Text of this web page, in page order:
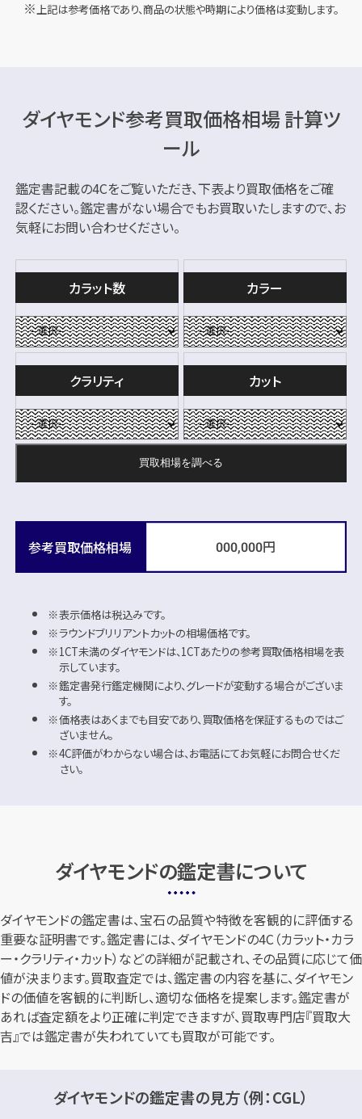
上記は参考価格であり、商品の状態や時期により価格は変動します。
ダイヤモンド参考買取価格相場 計算ツ
ール
鑑定書記載の4Cをご覧いただき、下表より買取価格をご確
認ください。鑑定書がない場合でもお買取いたしますので、お
気軽にお問い合わせください。
カラット数 カラー
クラリティ カット
買取相場を調べる
参考買取価格相場 000,000円
表示価格は税込みです。
ラウンドブリリアントカットの相場価格です。
1CT未満のダイヤモンドは、1CTあたりの参考買取価格相場を表
示しています。
鑑定書発行鑑定機関により、グレードが変動する場合がございま
す。
価格表はあくまでも目安であり、買取価格を保証するものではご
ざいません。
4C評価がわからない場合は、お電話にてお気軽にお問合せくだ
さい。
ダイヤモンドの鑑定書について
ダイヤモンドの鑑定書は、宝石の品質や特徴を客観的に評価する
重要な証明書です。鑑定書には、ダイヤモンドの4C（カラット・カラ
ー・クラリティ・カット）などの詳細が記載され、その品質に応じて価
値が決まります。買取査定では、鑑定書の内容を基に、ダイヤモン
ドの価値を客観的に判断し、適切な価格を提案します。鑑定書が
あれば査定額をより正確に判定できますが、買取専門店『買取大
吉』では鑑定書が失われていても買取が可能です。
ダイヤモンドの鑑定書の見方（例：CGL）